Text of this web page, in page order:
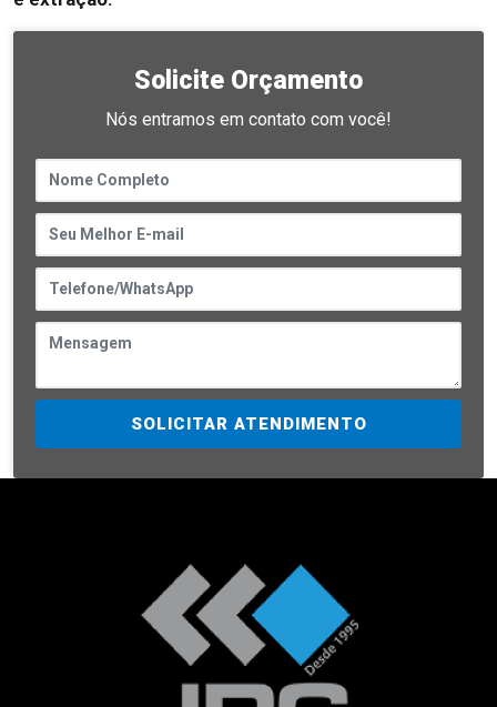
Solicite Orçamento
Nós entramos em contato com você!
SOLICITAR ATENDIMENTO